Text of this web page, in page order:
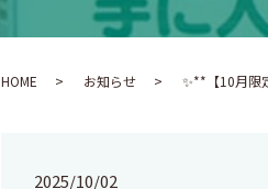
HOME お知らせ ✨**【10月限
2025/10/02